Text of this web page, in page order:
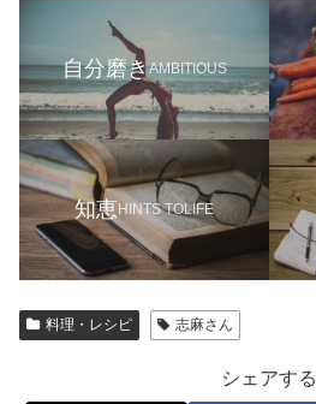
自分磨きAMBITIOUS
知恵HINTS TOLIFE
料理・レシピ 志麻さん
シェアする